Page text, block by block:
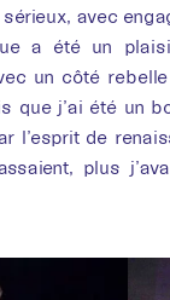
avec
a été un
un côté
que j’ai été un
l’esprit de
plus